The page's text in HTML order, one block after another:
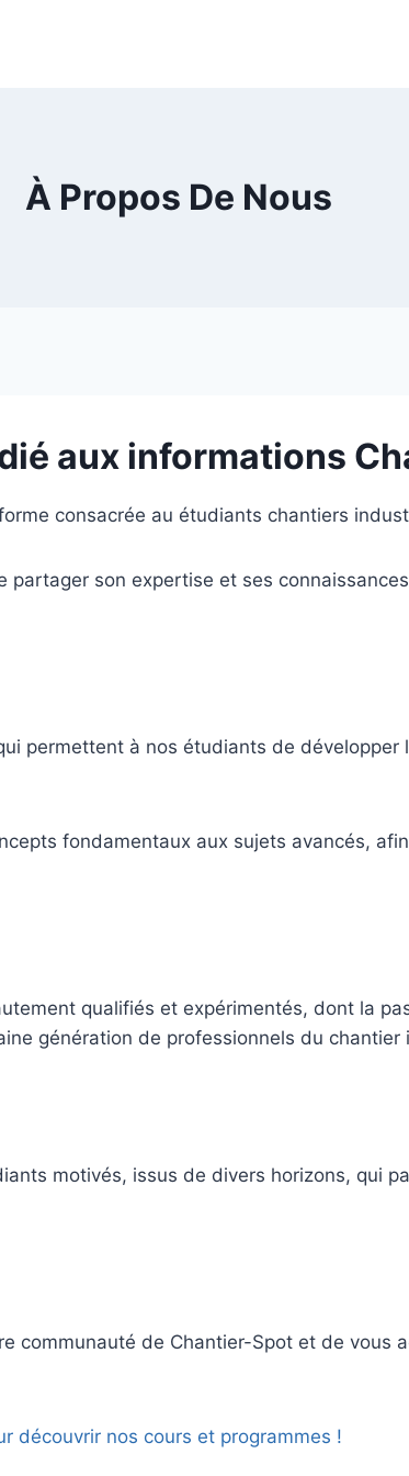
À Propos De Nous
aux informations
consacrée au étudiants chantiers
son expertise et ses
permettent à nos étudiants de
fondamentaux aux sujets avancés,
qualifiés et expérimentés, dont la
génération de professionnels du chantier
motivés, issus de divers horizons, qui
communauté de Chantier-Spot et de vous
découvrir nos cours et programmes !